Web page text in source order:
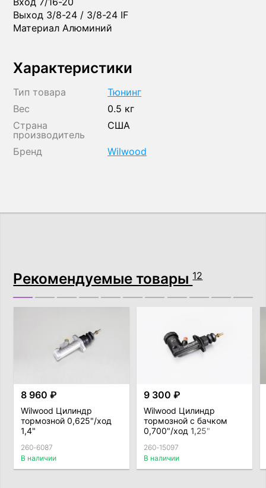
Выход 3/8-24 / 3/8-24 IF
Материал Алюминий
Характеристики
Тип товара
Тюнинг
Вес
0.5 кг
Страна
производитель
США
Бренд Wilwood
Рекомендуемые товары12
8 960 ₽
Wilwood Цилиндр
тормозной 0,625"/ход
1,4"
260-6087
В наличии
9 300 ₽
Wilwood Цилиндр
тормозной с бачком
0,700"/ход 1,25"
260-15097
В наличии